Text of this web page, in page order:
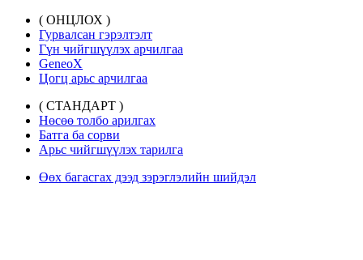
( ОНЦЛОХ )
Гурвалсан гэрэлтэлт
Гүн чийгшүүлэх арчилгаа
GeneoX
Цогц арьс арчилгаа
( СТАНДАРТ )
Нөсөө толбо арилгах
Батга ба сорви
Арьс чийгшүүлэх тарилга
Өөх багасгах дээд зэрэглэлийн шийдэл